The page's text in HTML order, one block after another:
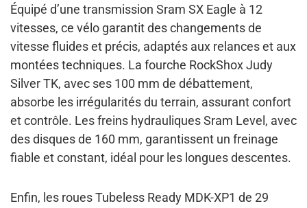
Équipé d’une transmission Sram SX Eagle à 12
vitesses, ce vélo garantit des changements de
vitesse fluides et précis, adaptés aux relances et aux
montées techniques. La fourche RockShox Judy
Silver TK, avec ses 100 mm de débattement,
absorbe les irrégularités du terrain, assurant confort
et contrôle. Les freins hydrauliques Sram Level, avec
des disques de 160 mm, garantissent un freinage
fiable et constant, idéal pour les longues descentes.
Enfin, les roues Tubeless Ready MDK-XP1 de 29